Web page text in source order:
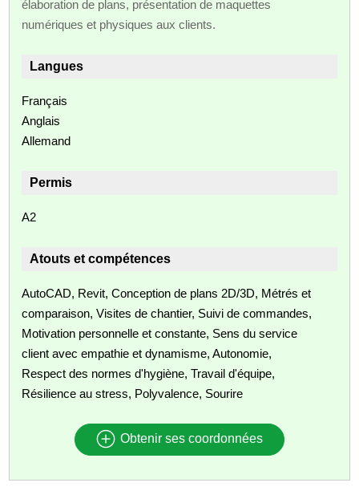
élaboration de plans, présentation de maquettes
numériques et physiques aux clients.
Langues
Français
Anglais
Allemand
Permis
A2
Atouts et compétences
AutoCAD, Revit, Conception de plans 2D/3D, Métrés et
comparaison, Visites de chantier, Suivi de commandes,
Motivation personnelle et constante, Sens du service
client avec empathie et dynamisme, Autonomie,
Respect des normes d'hygiène, Travail d'équipe,
Résilience au stress, Polyvalence, Sourire
Obtenir ses coordonnées